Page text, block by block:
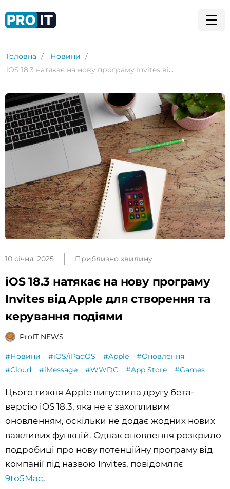
Головна
Новини
iOS 18.3 натякає на нову програму Invites від Apple для створення та керування подіями
10 січня, 2025 Приблизно хвилину
iOS 18.3 натякає на нову програму
Invites від Apple для створення та
керування подіями
ProIT NEWS
#Новини #iOS/iPadOS #Apple
#Оновлення
#Cloud
#iMessage #WWDC #App Store #Games
Цього тижня Apple випустила другу бета-
версію iOS 18.3, яка не є захопливим
оновленням, оскільки не додає жодних нових
важливих функцій. Однак оновлення розкрило
подробиці про нову потенційну програму від
компанії під назвою Invites, повідомляє
9to5Mac.